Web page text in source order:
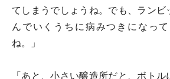
てしまうでしょうね。でも、ランビ
んでいくうちに病みつきになっ
ね。」
「あと、小さい醸造所だと、ボト